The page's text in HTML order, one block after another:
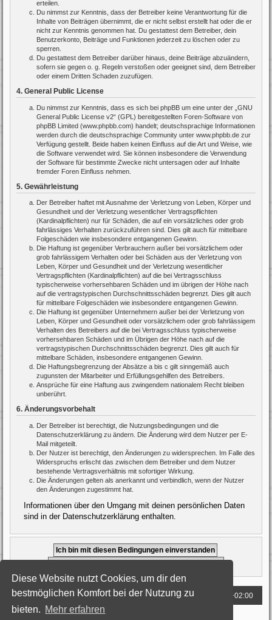
Diese Website nutzt Cookies, um dir den
bestmöglichen Komfort bei der Nutzung zu
bieten. Mehr erfahren
erteilen.
Du nimmst zur Kenntnis, dass der Betreiber keine Verantwortung für die
Inhalte von Beiträgen übernimmt, die er nicht selbst erstellt hat oder die er
nicht zur Kenntnis genommen hat. Du gestattest dem Betreiber, dein
Benutzerkonto, Beiträge und Funktionen jederzeit zu löschen oder zu
sperren.
Du gestattest dem Betreiber darüber hinaus, deine Beiträge abzuändern,
sofern sie gegen o. g. Regeln verstoßen oder geeignet sind, dem Betreiber
oder einem Dritten Schaden zuzufügen.
4. General Public License
Du nimmst zur Kenntnis, dass es sich bei phpBB um eine unter der „ GNU
General Public License v2“ (GPL) bereitgestellten Foren-Software von
phpBB Limited (www.phpbb.com) handelt; deutschsprachige Informationen
werden durch die deutschsprachige Community unter www.phpbb.de zur
Verfügung gestellt. Beide haben keinen Einfluss auf die Art und Weise, wie
die Software verwendet wird. Sie können insbesondere die Verwendung
der Software für bestimmte Zwecke nicht untersagen oder auf Inhalte
fremder Foren Einfluss nehmen.
5. Gewährleistung
Der Betreiber haftet mit Ausnahme der Verletzung von Leben, Körper und
Gesundheit und der Verletzung wesentlicher Vertragspflichten
(Kardinalpflichten) nur für Schäden, die auf ein vorsätzliches oder grob
fahrlässiges Verhalten zurückzuführen sind. Dies gilt auch für mittelbare
Folgeschäden wie insbesondere entgangenen Gewinn.
Die Haftung ist gegenüber Verbrauchern außer bei vorsätzlichem oder
grob fahrlässigem Verhalten oder bei Schäden aus der Verletzung von
Leben, Körper und Gesundheit und der Verletzung wesentlicher
Vertragspflichten (Kardinalpflichten) auf die bei Vertragsschluss
typischerweise vorhersehbaren Schäden und im übrigen der Höhe nach
auf die vertragstypischen Durchschnittsschäden begrenzt. Dies gilt auch
für mittelbare Folgeschäden wie insbesondere entgangenen Gewinn.
Die Haftung ist gegenüber Unternehmern außer bei der Verletzung von
Leben, Körper und Gesundheit oder vorsätzlichem oder grob fahrlässigem
Verhalten des Betreibers auf die bei Vertragsschluss typischerweise
vorhersehbaren Schäden und im Übrigen der Höhe nach auf die
vertragstypischen Durchschnittsschäden begrenzt. Dies gilt auch für
mittelbare Schäden, insbesondere entgangenen Gewinn.
Die Haftungsbegrenzung der Absätze a bis c gilt sinngemäß auch
zugunsten der Mitarbeiter und Erfüllungsgehilfen des Betreibers.
Ansprüche für eine Haftung aus zwingendem nationalem Recht bleiben
unberührt.
6. Änderungsvorbehalt
Der Betreiber ist berechtigt, die Nutzungsbedingungen und die
Datenschutzerklärung zu ändern. Die Änderung wird dem Nutzer per E-
Mail mitgeteilt.
Der Nutzer ist berechtigt, den Änderungen zu widersprechen. Im Falle des
Widerspruchs erlischt das zwischen dem Betreiber und dem Nutzer
bestehende Vertragsverhältnis mit sofortiger Wirkung.
Die Änderungen gelten als anerkannt und verbindlich, wenn der Nutzer
den Änderungen zugestimmt hat.
Informationen über den Umgang mit deinen persönlichen Daten
sind in der Datenschutzerklärung enthalten.
Foren-Übersicht Alle Zeiten sind UTC+02:00
Powered byphpBB® Forum Software © phpBB Limited